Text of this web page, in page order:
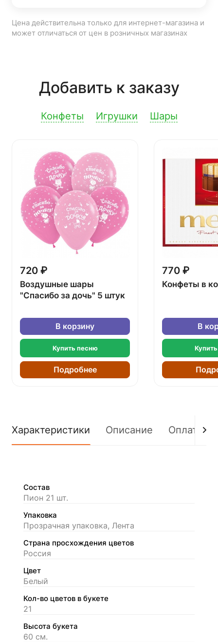
Цена действительна только для интернет-магазина и
может отличаться от цен в розничных магазинах
Добавить к заказу
Конфеты Игрушки Шары
720 ₽
Воздушные шары
"Спасибо за дочь" 5 штук
В корзину
Купить песню
Подробнее
770 ₽
Конфеты в
В
Характеристики Описание Оплата
Состав
Пион 21 шт.
Упаковка
Прозрачная упаковка, Лента
Страна просхождения цветов
Россия
Цвет
Белый
Кол-во цветов в букете
21
Высота букета
60 см.